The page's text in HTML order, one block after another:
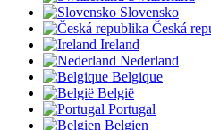
Slovensko
Česká
Ireland
Nederland
Belgique
België
Portugal
Belgien